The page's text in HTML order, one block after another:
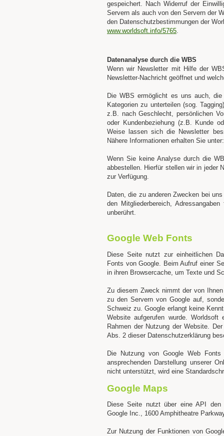
gespeichert. Nach Widerruf der
Servern als auch von den Servern der
den Datenschutzbestimmungen der
www.worldsoft.info/5765.
Datenanalyse durch die WBS
Wenn wir Newsletter mit Hilfe der
Newsletter-Nachricht geöffnet und
Die WBS ermöglicht es uns auch, die
Kategorien zu unterteilen (sog.
z.B. nach Geschlecht, persönlichen
oder Kundenbeziehung (z.B. Kunde
Weise lassen sich die Newsletter
Nähere Informationen erhalten Sie
Wenn Sie keine Analyse durch die
abbestellen. Hierfür stellen wir in jeder
zur Verfügung.
Daten, die zu anderen Zwecken bei
den Mitgliederbereich,
unberührt.
Google Web Fonts
Diese Seite nutzt zur einheitlichen
Fonts von Google. Beim Aufruf einer
in ihren Browsercache, um Texte und
Zu diesem Zweck nimmt der von
zu den Servern von Google auf,
Schweiz zu. Google erlangt keine
Website aufgerufen wurde.
Rahmen der Nutzung der Website.
Abs. 2 dieser Datenschutzerklärung
Die Nutzung von Google Web
ansprechenden Darstellung unserer
nicht unterstützt, wird eine
Google Maps
Diese Seite nutzt über eine API
Google Inc., 1600 Amphitheatre
Zur Nutzung der Funktionen von